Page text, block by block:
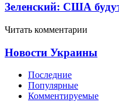
Зеленский: США
Читать комментарии
Новости Украины
Последние
Популярные
Комментируемые